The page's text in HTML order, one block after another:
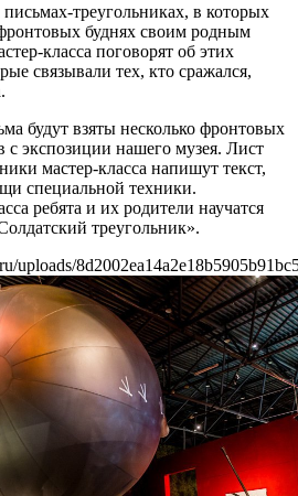
треугольниках, в которых
буднях своим родным
класса поговорят об этих
связывали тех, кто сражался,
будут взяты несколько фронтовых
с экспозиции нашего музея. Лист
мастер-класса напишут текст,
специальной техники.
ребята и их родители научатся
треугольник».
uploads/